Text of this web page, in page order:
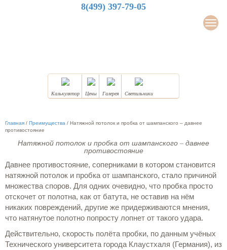
8(499) 397-79-05
Калькулятор Цены Галерея Светильники
Главная / Преимущества / Натяжной потолок и пробка от шампанского – давнее
противостояние
Натяжной потолок и пробка от шампанского – давнее
противостояние
Давнее противостояние, соперниками в котором становится
натяжной потолок и пробка от шампанского, стало причиной
множества споров. Для одних очевидно, что пробка просто
отскочет от полотна, как от батута, не оставив на нём
никаких повреждений, другие же придерживаются мнения,
что натянутое полотно попросту лопнет от такого удара.
Действительно, скорость полёта пробки, по данным учёных
Технического университета города Клаустхаля (Германия), из